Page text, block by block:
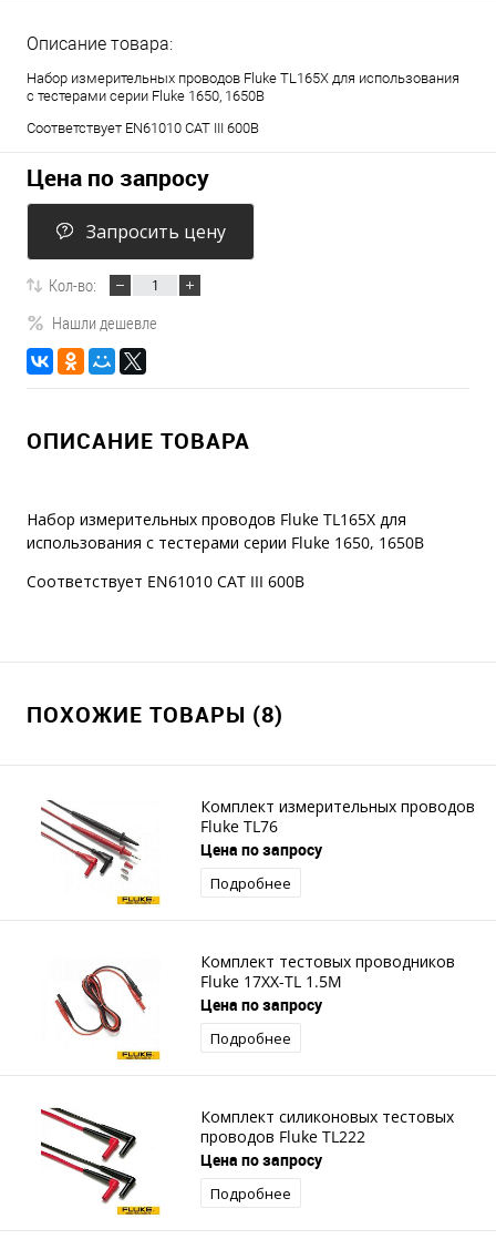
Описание товара:
Набор измерительных проводов Fluke TL165X для использования
с тестерами серии Fluke 1650, 1650B
Соответствует EN61010 CAT III 600B
Цена по запросу
Запросить цену
Кол-во:
Нашли дешевле
ОПИСАНИЕ ТОВАРА
Набор измерительных проводов Fluke TL165X для
использования с тестерами серии Fluke 1650, 1650B
Соответствует EN61010 CAT III 600B
ПОХОЖИЕ ТОВАРЫ (8)
Комплект измерительных проводов
Fluke TL76
Цена по запросу
Подробнее
Комплект тестовых проводников
Fluke 17XX-TL 1.5M
Цена по запросу
Подробнее
Комплект силиконовых тестовых
проводов Fluke TL222
Цена по запросу
Подробнее